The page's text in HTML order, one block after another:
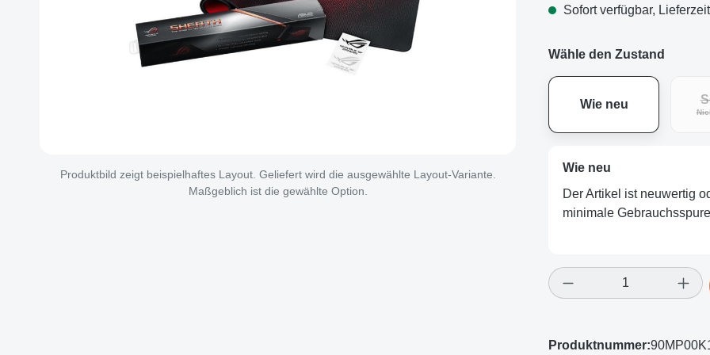
Produktbild zeigt beispielhaftes Layout. Geliefert wird die ausgewählte Layout-Variante.
Maßgeblich ist die gewählte Option.
Sofort verfügbar,
Wähle den Zustand
Wie neu
Wie neu
Der Artikel ist neuwertig
minimale
Produkt Anzahl:
Produktnummer: